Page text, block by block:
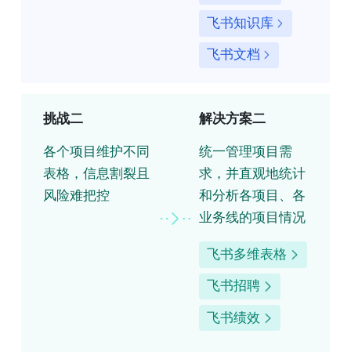
飞书知识库
飞书文档
挑战二
各个项目维护不同
表格，信息割裂且
风险难把控
解决方案二
统一管理项目需
求，并直观地统计
和分析各项目、各
业务线的项目情况
飞书多维表格
飞书招聘
飞书绩效